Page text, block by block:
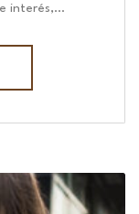
interés,…